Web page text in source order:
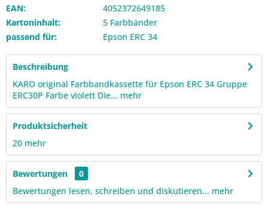
EAN:
4052372649185
Kartoninhalt:
5 Farbbänder
passend für:
Epson ERC 34
Beschreibung
KARO original Farbbandkassette für Epson ERC 34 Gruppe
ERC30P Farbe violett Die... mehr
Produktsicherheit
20 mehr
Bewertungen
0
Bewertungen lesen, schreiben und diskutieren... mehr